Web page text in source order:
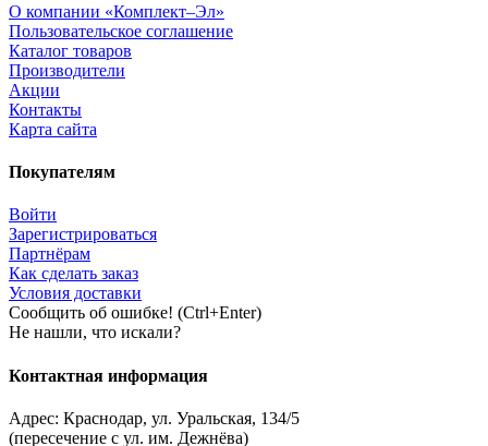
О компании «Комплект–Эл»
Пользовательское соглашение
Каталог товаров
Производители
Акции
Контакты
Карта сайта
Покупателям
Войти
Зарегистрироваться
Партнёрам
Как сделать заказ
Условия доставки
Сообщить об ошибке! (Ctrl+Enter)
Не нашли, что искали?
Контактная информация
Адрес: Краснодар, ул. Уральская, 134/5
(пересечение с ул. им. Дежнёва)